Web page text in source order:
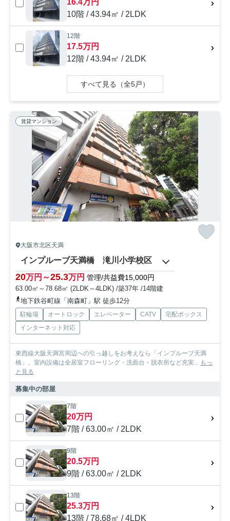
16.4万円
10階 / 43.94㎡ / 2LDK
12階
17.5万円
12階 / 43.94㎡ / 2LDK
すべて見る（全5戸）
賃貸マンション
大阪市北区天満
インプルーブ天満橋 滝川小学校区
20万円～25.3万円 管理/共益費15,000円
63.00㎡～78.68㎡ (2LDK～4LDK) /築37年 /14階建
地下鉄谷町線「南森町」駅 徒歩12分
駐輪場 オートロック エレベーター CATV
宅配ボックス
インターネット対応
東西線大阪天満宮周辺への引っ越しをお考えなら「インプルーブ天満
橋」。室内設備は全居室フローリング・洗面台・脱衣所など充実... もっ
と見る
募集中の部屋
7階
20万円
7階 / 63.00㎡ / 2LDK
9階
20.5万円
9階 / 63.00㎡ / 2LDK
13階
25.3万円
13階 / 78.68㎡ / 4LDK